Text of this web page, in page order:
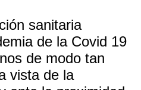
sanitaria
de la Covid 19
de modo tan
vista de la